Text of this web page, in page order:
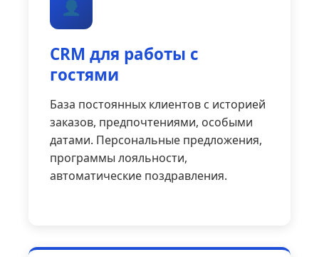
CRM для работы с
гостями
База постоянных клиентов с историей
заказов, предпочтениями, особыми
датами. Персональные предложения,
программы лояльности,
автоматические поздравления.